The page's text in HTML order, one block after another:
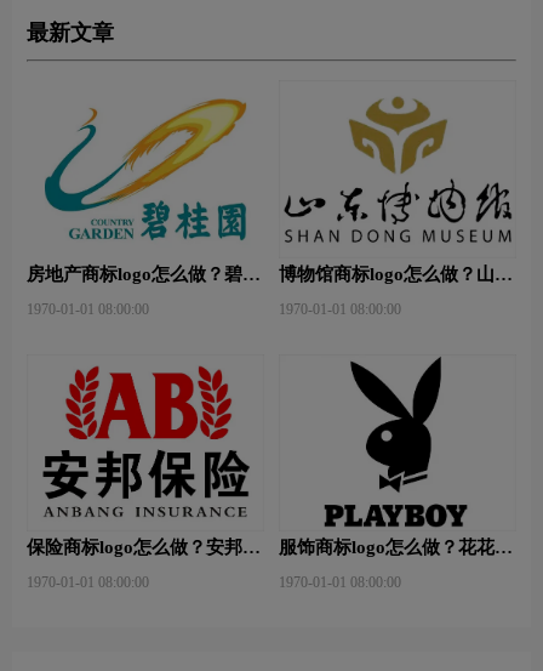
最新文章
房地产商标logo怎么做？碧桂
1970-01-01 08:00:00
博物馆商标logo怎么做？山东
logo设计
1970-01-01 08:00:00
保险商标logo怎么做？安邦保
1970-01-01 08:00:00
服饰商标logo怎么做？花花公
1970-01-01 08:00:00